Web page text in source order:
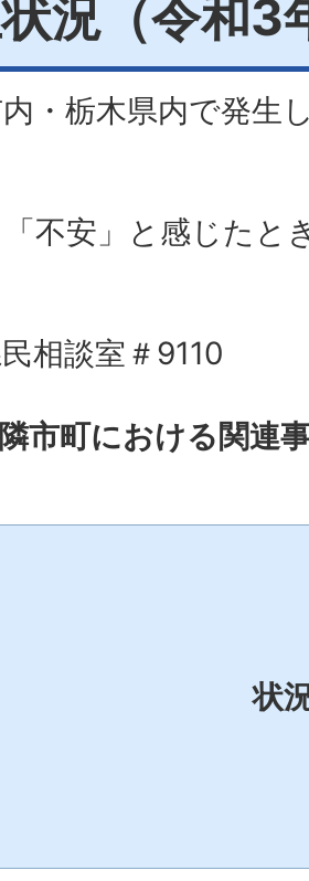
況（令和3
・栃木県内で発生
「不安」と感じた
相談室＃9110
市町における関連
状